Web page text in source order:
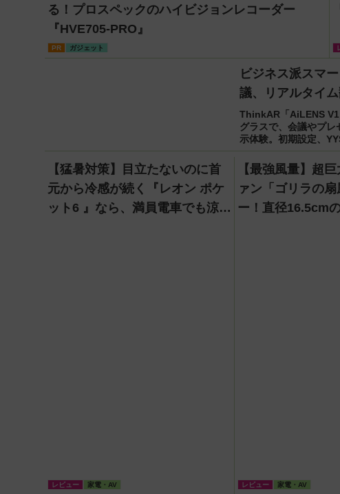
る！プロスペックのハイビジョンレコーダー
『HVE705-PRO』
PR ガジェット
ビジネス派スマ
議、リアルタイ
ThinkAR「AiLENS V1
グラスで、会議やプ
示体験。初期設定、
【猛暑対策】目立たないのに首
元から冷感が続く『レオン ポケ
ット6 』なら、満員電車でも涼し
レビュー 家電・AV
【最強風量】超
ァン「ゴリラの
ー！直径16.5cm
レビュー 家電・AV